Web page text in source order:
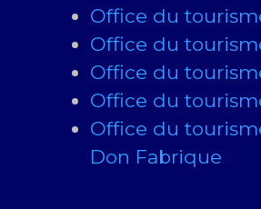
Office du
Office du
Office du
Office du
Office du
Don Fabrique